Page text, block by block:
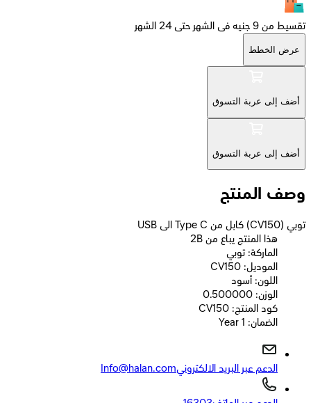
تقسيط من 9 جنيه فى الشهر حتى 24 الشهر
عرض الخطط
أضف إلى عربة التسوق
أضف إلى عربة التسوق
وصف المنتج
توبي (CV150) كابل من Type C الى USB
2B هذا المنتج يباع من
الماركة: توبي
الموديل: CV150
اللون: أسود
الوزن: 0.500000
كود المنتج: CV150
الضمان: 1 Year
الدعم عبر البريد الالكترونيInfo@halan.com